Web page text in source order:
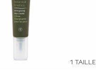
1 TAILLE